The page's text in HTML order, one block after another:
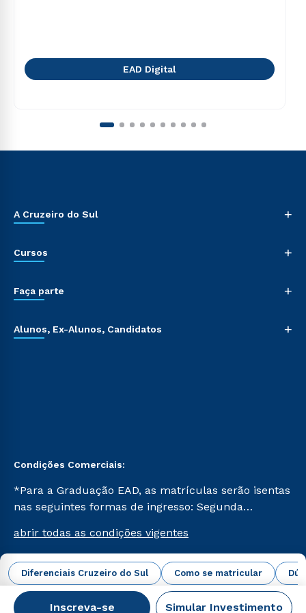
Diferenciais Cruzeiro do Sul Como se matricular
Inscreva-se Simular Investimento
EAD Digital
A Cruzeiro do Sul +
Cursos +
Faça parte +
Alunos, Ex-Alunos, Candidatos +
Condições Comerciais:
*Para a Graduação EAD, as matrículas serão isentas
nas seguintes formas de ingresso: Segunda
Já para as demais, a taxa de matrícula será de R$
49. *Para a Pós-graduação EAD, as ofertas
mencionadas são referentes aos cursos: Ensino
Religioso, Geografia para a Docência e Metodologia
do Ensino de História: Questões Atuais.
abrir todas as condições vigentes
Campus Virtual Cruzeiro do Sul Educacional © 2026 -
Todos os direitos reservados.